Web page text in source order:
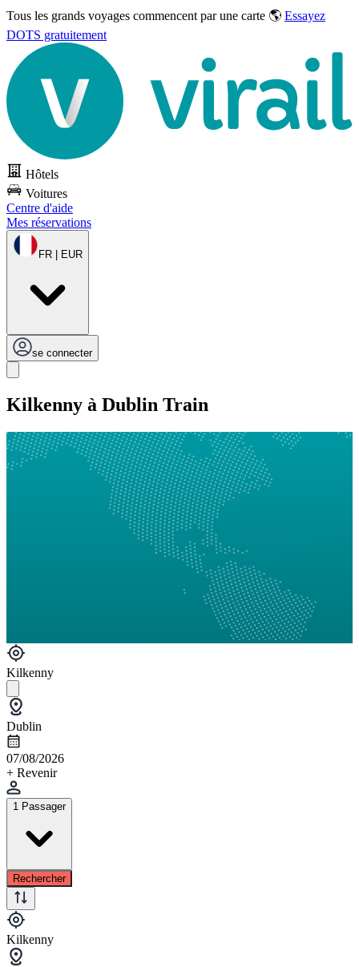
Tous les grands voyages commencent par une carte 🌎 Essayez
DOTS gratuitement
Hôtels
Voitures
Centre d'aide
Mes réservations
FR | EUR
se connecter
Kilkenny à Dublin Train
Kilkenny
Dublin
07/08/2026
+ Revenir
1 Passager
Rechercher
Kilkenny